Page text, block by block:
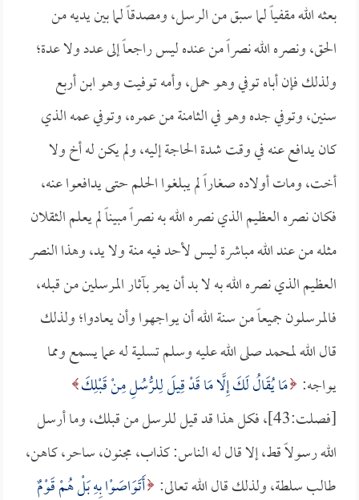
بعثه الله مقفياً لما سبق من الرسل، ومصدقاً لما بين يديه من
الحق، ونصره الله نصراً من عنده ليس راجعاً إلى عدد ولا عدة؛
ولذلك فإن أباه توفي وهو حمل، وأمه توفيت وهو ابن أربع
سنين، وتوفي جده وهو في الثامنة من عمره، وتوفي عمه الذي
كان يدافع عنه في وقت شدة الحاجة إليه، ولم يكن له أخ ولا
أخت، ومات أولاده صغاراً لم يبلغوا الحلم حتى يدافعوا عنه،
فكان نصره العظيم الذي نصره الله به نصراً مبيناً لم يعلم الثقلان
مثله من عند الله مباشرة ليس لأحد فيه منة ولا يد، وهذا النصر
العظيم الذي نصره الله به لا بد أن يمر بآثار المرسلين من قبله،
فالمرسلون جميعاً من سنة الله أن يواجهوا وأن يعادوا؛ ولذلك
قال الله لمحمد صلى الله عليه وسلم تسلية له عما يسمع ومما
يواجه: مَا يُقَالُ لَكَ إِلَّا مَا قَدْ قِيلَ لِلرُّسُلِ مِنْ قَبْلِكَ
[فصلت:43]، فكل هذا قد قيل للرسل من قبلك، وما أرسل
الله رسولاً قط، إلا قال له الناس: كذاب، مجنون، ساحر، كاهن،
طالب سلطة، ولذلك قال الله تعالى: أَتَوَاصَوْا بِهِ بَلْ هُمْ قَوْمٌ